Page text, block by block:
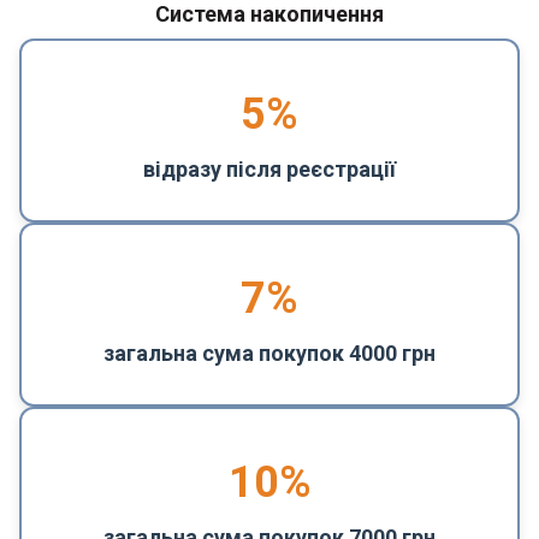
Система накопичення
5%
відразу після реєстрації
7%
загальна сума покупок 4000 грн
10%